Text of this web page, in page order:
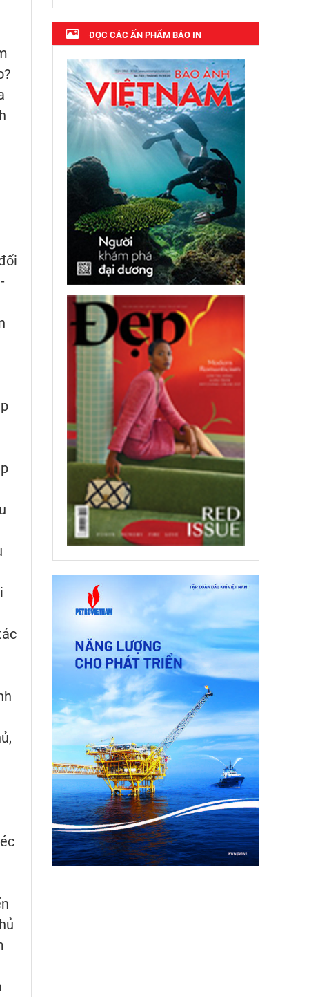
ĐỌC CÁC ẤN PHẨM BÁO IN